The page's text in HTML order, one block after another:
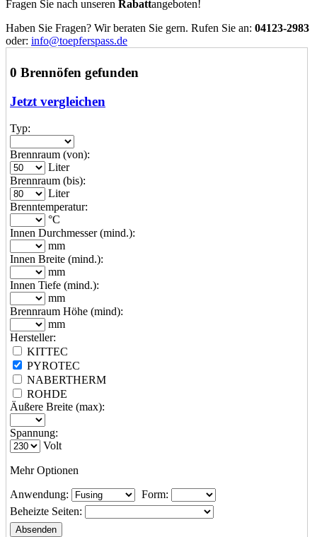
Fragen Sie nach unseren Rabattangeboten!
Haben Sie Fragen? Wir beraten Sie gern. Rufen Sie an: 04123-2983
oder: info@toepferspass.de
0 Brennöfen gefunden
Jetzt vergleichen
Typ:
Brennraum (von):
Liter
Brennraum (bis):
Liter
Brenntemperatur:
°C
Innen Durchmesser (mind.):
mm
Innen Breite (mind.):
mm
Innen Tiefe (mind.):
mm
Brennraum Höhe (mind):
mm
Hersteller:
KITTEC
PYROTEC
NABERTHERM
ROHDE
Äußere Breite (max):
Spannung:
Volt
Mehr Optionen
Anwendung:
Form:
Beheizte Seiten: